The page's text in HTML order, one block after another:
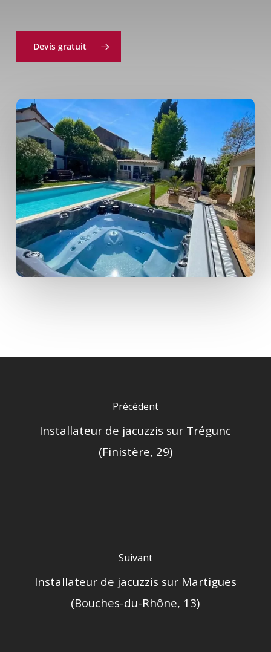
Devis gratuit
Précédent
Installateur de jacuzzis sur Trégunc
(Finistère, 29)
Suivant
Installateur de jacuzzis sur Martigues
(Bouches-du-Rhône, 13)